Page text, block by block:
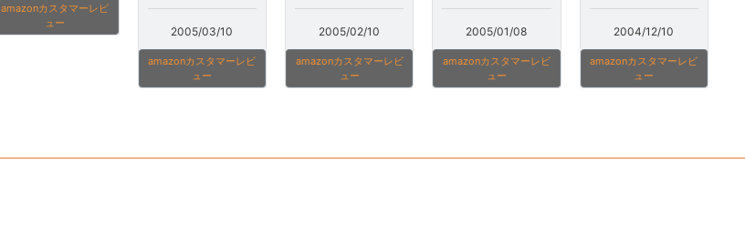
amazonカスタマーレビ
ュー
2005/03/10
amazonカスタマーレビ
ュー
2005/02/10
amazonカスタマーレビ
ュー
2005/01/08
amazonカスタマーレビ
ュー
2004/12/10
amazonカスタマーレビ
ュー